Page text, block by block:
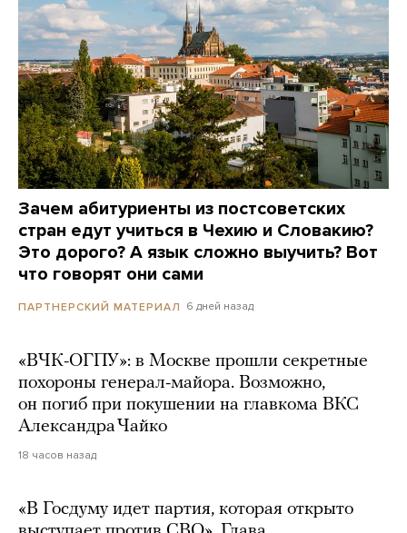
Зачем абитуриенты из постсоветских
стран едут учиться в Чехию и Словакию?
Это дорого? А язык сложно выучить? Вот
что говорят они сами
ПАРТНЕРСКИЙ МАТЕРИАЛ 6 дней назад
«ВЧК-ОГПУ»: в Москве прошли секретные
похороны генерал-майора. Возможно,
он погиб при покушении на главкома ВКС
Александра Чайко
18 часов назад
«В Госдуму идет партия, которая открыто